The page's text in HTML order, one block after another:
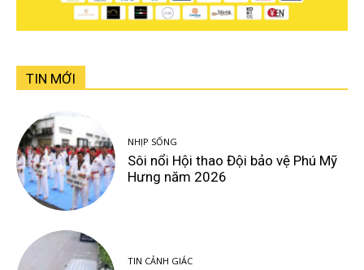
TIN MỚI
NHỊP SỐNG
Sôi nổi Hội thao Đội bảo vệ Phú Mỹ
Hưng năm 2026
TIN CẢNH GIÁC